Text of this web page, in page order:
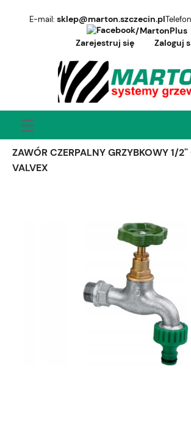
E-mail: sklep@marton.szczecin.pl
/MartonPlus
Zarejestruj się
Zaloguj
ZAWÓR CZERPALNY GRZYBKOWY 1/
VALVEX